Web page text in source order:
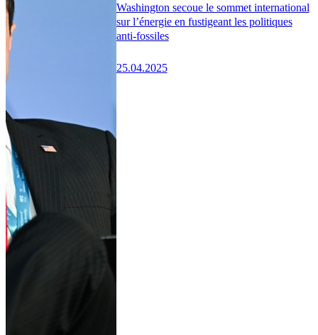
Washington secoue le sommet international
sur l’énergie en fustigeant les politiques
anti-fossiles
25.04.2025